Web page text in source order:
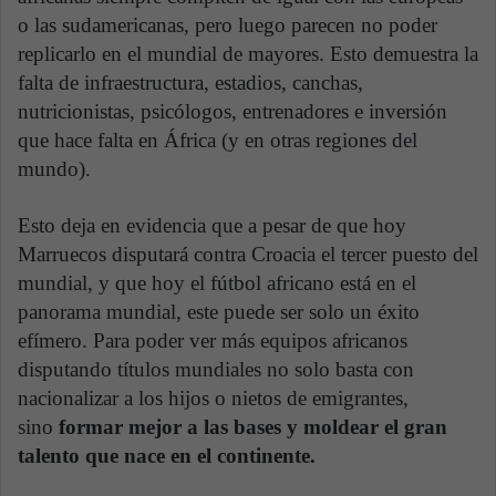
o las sudamericanas, pero luego parecen no poder
replicarlo en el mundial de mayores. Esto demuestra la
falta de infraestructura, estadios, canchas,
nutricionistas, psicólogos, entrenadores e inversión
que hace falta en África (y en otras regiones del
mundo).
Esto deja en evidencia que a pesar de que hoy
Marruecos disputará contra Croacia el tercer puesto del
mundial, y que hoy el fútbol africano está en el
panorama mundial, este puede ser solo un éxito
efímero. Para poder ver más equipos africanos
disputando títulos mundiales no solo basta con
nacionalizar a los hijos o nietos de emigrantes,
sino formar mejor a las bases y moldear el gran
talento que nace en el continente.